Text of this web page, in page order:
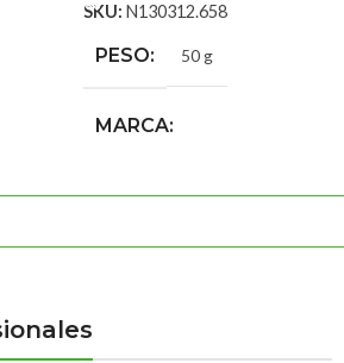
SKU: N130312.658
PESO 50 g
MARCA